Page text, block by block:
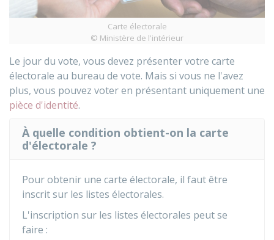
Carte électorale
© Ministère de l'intérieur
Le jour du vote, vous devez présenter votre carte
électorale au bureau de vote. Mais si vous ne l'avez
plus, vous pouvez voter en présentant uniquement une
pièce d'identité.
À quelle condition obtient-on la carte
d'électorale ?
Pour obtenir une carte électorale, il faut être
inscrit sur les listes électorales.
L'inscription sur les listes électorales peut se
faire :